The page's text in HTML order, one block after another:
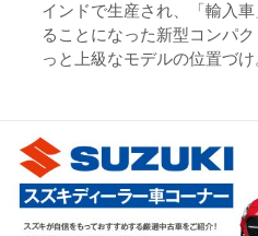
インドで生産され、「輸入
ることになった新型コンパ
っと上級なモデルの位置づけ